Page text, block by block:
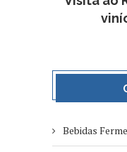
Bebidas